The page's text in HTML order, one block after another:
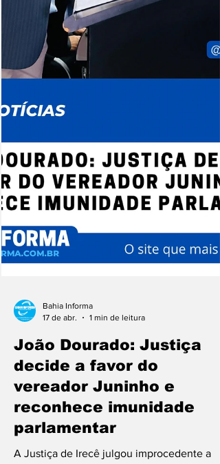
Bahia Informa
17 de abr.
1 min de leitura
João Dourado: Justiça
decide a favor do
vereador Juninho e